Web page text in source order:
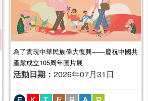
為了實現中華民族偉大復興——慶祝中國共
產黨成立105周年圖片展
活動日期： 2026年07月31日